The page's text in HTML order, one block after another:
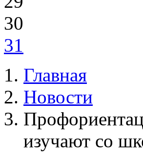
30
31
Главная
Новости
изучают со